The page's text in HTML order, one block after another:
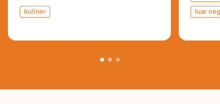
kuliner luar